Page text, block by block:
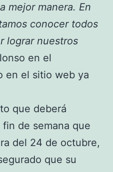
mejor manera. En
conocer todos
lograr nuestros
en el
en el sitio web ya
que deberá
de semana que
del 24 de octubre,
que su